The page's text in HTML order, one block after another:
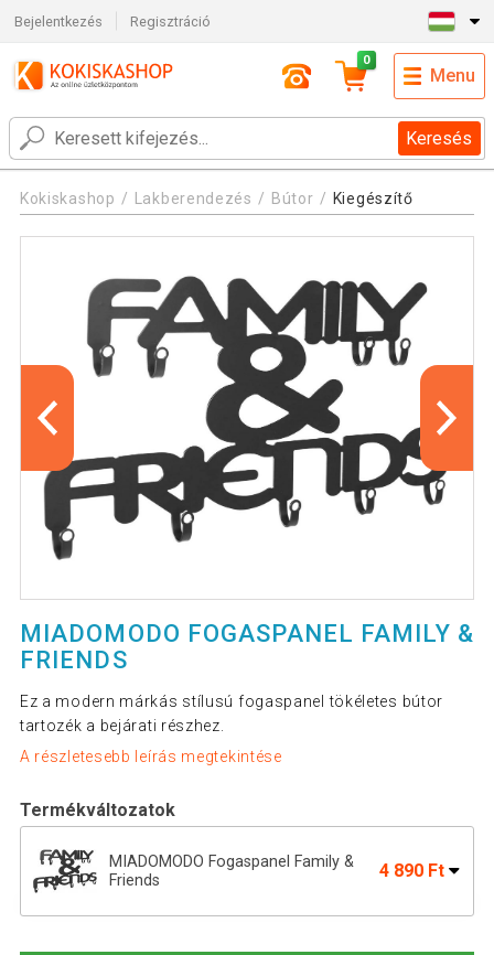
Bejelentkezés Regisztráció
Keresés
0
Menu
Kokiskashop Lakberendezés Bútor Kiegészítő
MIADOMODO FOGASPANEL FAMILY &
FRIENDS
Ez a modern márkás stílusú fogaspanel tökéletes bútor
tartozék a bejárati részhez.
A részletesebb leírás megtekintése
Termékváltozatok
MIADOMODO Fogaspanel Family &
Friends
4 890 Ft